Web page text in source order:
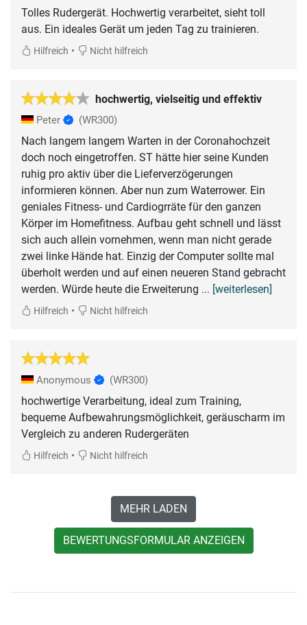
Tolles Rudergerät. Hochwertig verarbeitet, sieht toll
aus. Ein ideales Gerät um jeden Tag zu trainieren.
Hilfreich • Nicht hilfreich
hochwertig, vielseitig und effektiv
Peter (WR300)
Nach langem langem Warten in der Coronahochzeit
doch noch eingetroffen. ST hätte hier seine Kunden
ruhig pro aktiv über die Lieferverzögerungen
informieren können. Aber nun zum Waterrower. Ein
geniales Fitness- und Cardiogrräte für den ganzen
Körper im Homefitness. Aufbau geht schnell und lässt
sich auch allein vornehmen, wenn man nicht gerade
zwei linke Hände hat. Einzig der Computer sollte mal
überholt werden und auf einen neueren Stand gebracht
werden. Würde heute die Erweiterung ... [weiterlesen]
Hilfreich • Nicht hilfreich
Anonymous (WR300)
hochwertige Verarbeitung, ideal zum Training,
bequeme Aufbewahrungsmöglichkeit, geräuscharm im
Vergleich zu anderen Rudergeräten
Hilfreich • Nicht hilfreich
MEHR LADEN
BEWERTUNGSFORMULAR ANZEIGEN